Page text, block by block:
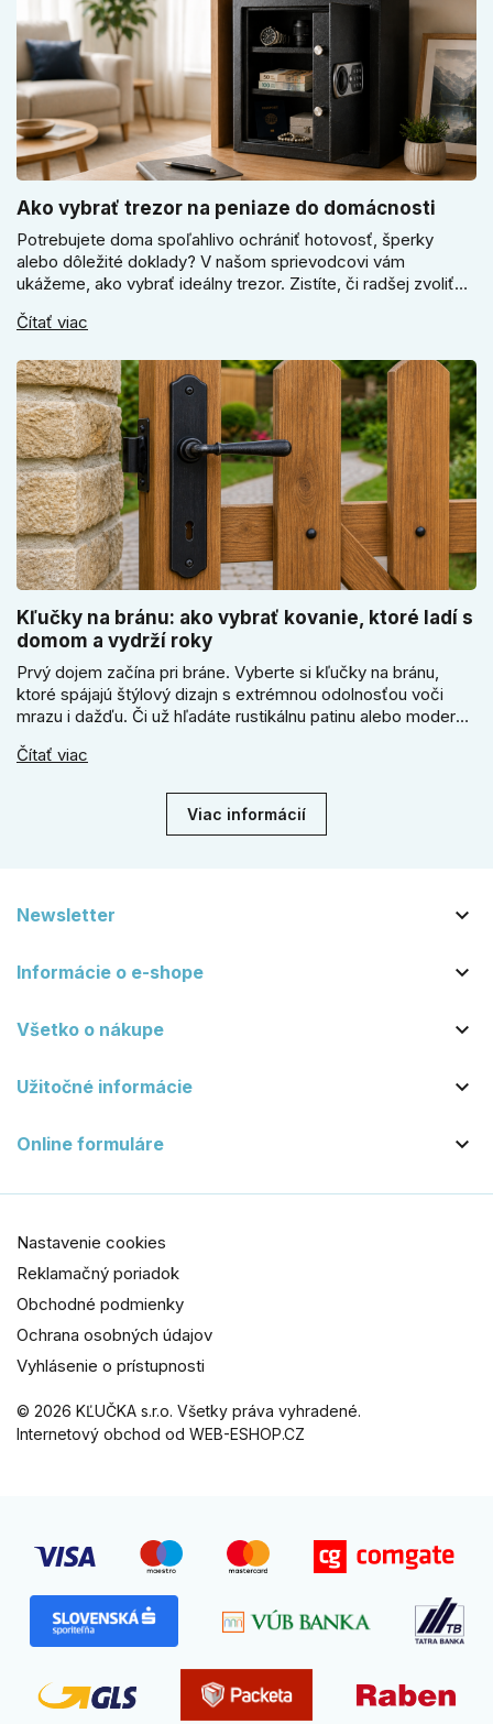
Ako vybrať trezor na peniaze do domácnosti
Potrebujete doma spoľahlivo ochrániť hotovosť, šperky
alebo dôležité doklady? V našom sprievodcovi vám
ukážeme, ako vybrať ideálny trezor. Zistíte, či radšej zvoliť
kľúčové jeho správne ukotvenie.
Čítať viac
Kľučky na bránu: ako vybrať kovanie, ktoré ladí s
domom a vydrží roky
Prvý dojem začína pri bráne. Vyberte si kľučky na bránu,
ktoré spájajú štýlový dizajn s extrémnou odolnosťou voči
mrazu i dažďu. Či už hľadáte rustikálnu patinu alebo moderné
vydrží roky. Zabezpečte svoj vstup kvalitou, ktorá prežije
Čítať viac
Viac informácií
Newsletter 
Informácie o e-shope 
Všetko o nákupe 
Užitočné informácie 
Online formuláre 
© 2026 KĽUČKA s.r.o. Všetky práva vyhradené.
Internetový obchod od WEB-ESHOP.CZ
Nastavenie cookies
Reklamačný poriadok
Obchodné podmienky
Ochrana osobných údajov
Vyhlásenie o prístupnosti